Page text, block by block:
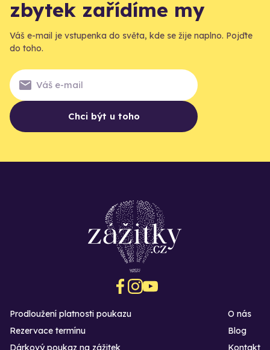
zbytek zařídíme my
Váš e-mail je vstupenka do světa, kde se žije naplno. Pojďte
do toho.
Chci být u toho
Prodloužení platnosti poukazu
Rezervace termínu
Dárkový poukaz na zážitek
O nás
Blog
Kontakt